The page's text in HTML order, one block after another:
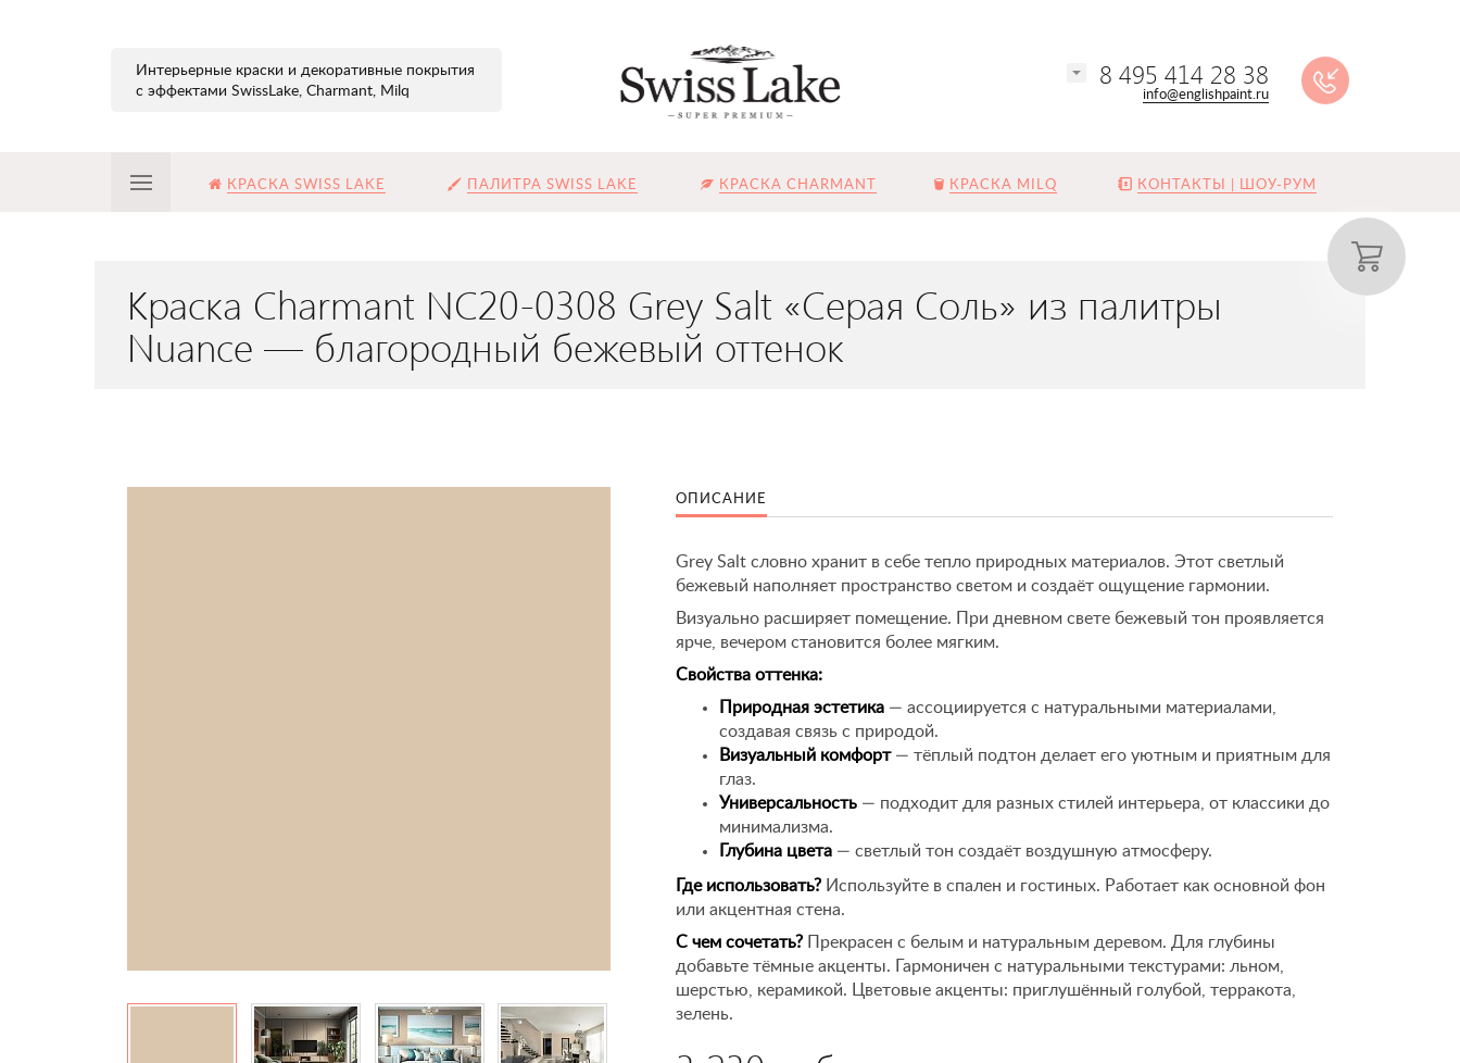
Интерьерные краски и декоративные покрытия
с эффектами SwissLake, Charmant, Milq
8 495 414 28 38
info@englishpaint.ru
КРАСКА SWISS LAKE ПАЛИТРА SWISS LAKE КРАСКА CHARMANT КРАСКА MILQ КОНТАКТЫ | ШОУ-РУМ
Краска Charmant NC20-0308 Grey Salt «Серая Соль» из палитры
Nuance — благородный бежевый оттенок
ОПИСАНИЕ
Grey Salt словно хранит в себе тепло природных материалов. Этот светлый
бежевый наполняет пространство светом и создаёт ощущение гармонии.
Визуально расширяет помещение. При дневном свете бежевый тон проявляется
ярче, вечером становится более мягким.
Свойства оттенка:
Природная эстетика — ассоциируется с натуральными материалами,
создавая связь с природой.
Визуальный комфорт— тёплый подтон делает его уютным и приятным для
глаз.
Универсальность — подходит для разных стилей интерьера, от классики до
минимализма.
Глубина цвета — светлый тон создаёт воздушную атмосферу.
Где использовать? Используйте в спален и гостиных. Работает как основной фон
или акцентная стена.
С чем сочетать? Прекрасен с белым и натуральным деревом. Для глубины
добавьте тёмные акценты. Гармоничен с натуральными текстурами: льном,
шерстью, керамикой. Цветовые акценты: приглушённый голубой, терракота,
зелень.